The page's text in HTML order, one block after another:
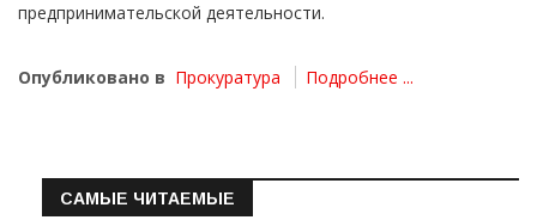
предпринимательской деятельности.
Опубликовано в Прокуратура Подробнее ...
САМЫЕ ЧИТАЕМЫЕ